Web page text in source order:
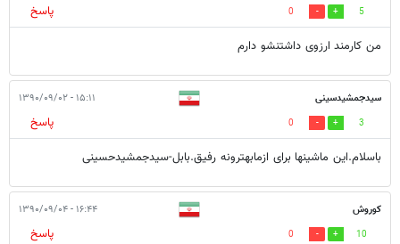
5
0
پاسخ
من کارمند ارزوی داشتنشو دارم
سیدجمشیدسینی ۱۵:۱۱ - ۱۳۹۰/۰۹/۰۲
3
0
پاسخ
باسلام.این ماشینها برای ازمابهترونه رفیق.بابل-سیدجمشیدحسینی
کوروش ۱۶:۴۴ - ۱۳۹۰/۰۹/۰۴
10
0
پاسخ